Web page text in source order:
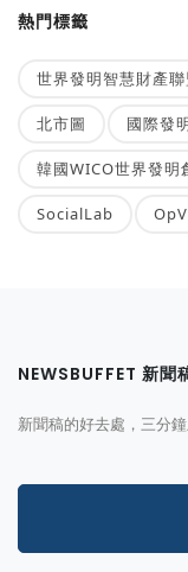
熱門標籤
世界發明智慧財產
北市圖 國際發
韓國WICO世界發明
SocialLab
NEWSBUFFET 新聞
新聞稿的好去處，三分